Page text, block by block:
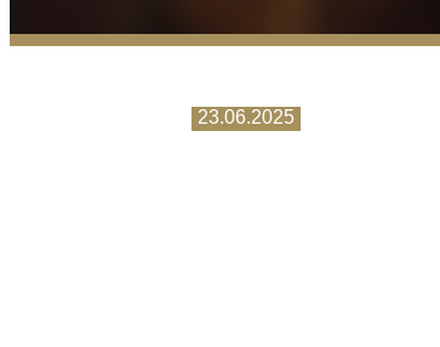
23.06.2025